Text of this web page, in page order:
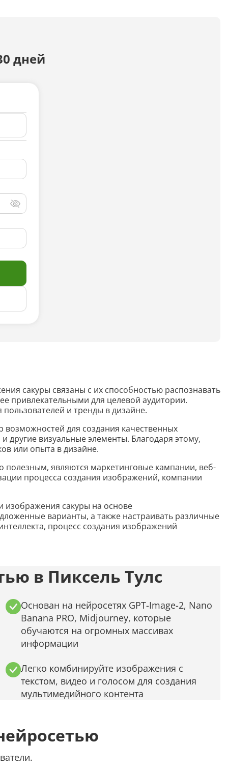
Бизнес-процессы
Идеи для рисования
Идеи для фэнтези
Идеи
Определить болезнь растения по фото
Распознать рукописный текст
Определить объект на фото
Описать внешность человека на фото
Определить шрифт по фото
Найти место по фото
Перевести текст с фото
Определить гриб по фото
Определение типа лица по фото
Тест
дней
сакуры связаны с их способностью распознавать
привлекательными для целевой аудитории.
и тренды в дизайне.
для создания качественных
визуальные элементы. Благодаря этому,
или опыта в дизайне.
полезным, являются маркетинговые кампании, веб-
процесса создания изображений, компании
изображения сакуры на основе
варианты, а также настраивать различные
процесс создания изображений
в Пиксель Тулс
Основан на нейросетях GPT-Image-2, Nano
Banana PRO, Midjourney, которые
обучаются на огромных массивах
информации
Легко комбинируйте изображения с
текстом, видео и голосом для создания
мультимедийного контента